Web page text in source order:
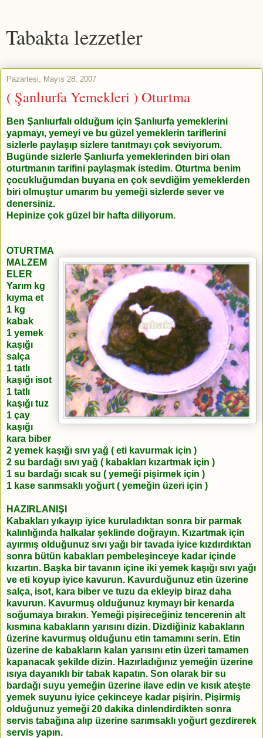
Tabakta lezzetler
Pazartesi, Mayıs 28, 2007
( Şanlıurfa Yemekleri ) Oturtma
Ben Şanlıurfalı olduğum için Şanlıurfa yemeklerini
yapmayı, yemeyi ve bu güzel yemeklerin tariflerini
sizlerle paylaşıp sizlere tanıtmayı çok seviyorum.
Bugünde sizlerle Şanlıurfa yemeklerinden biri olan
oturtmanın tarifini paylaşmak istedim. Oturtma benim
çocukluğumdan buyana en çok sevdiğim yemeklerden
biri olmuştur umarım bu yemeği sizlerde sever ve
denersiniz.
Hepinize çok güzel bir hafta diliyorum.
OTURTMA
MALZEM
ELER
Yarım kg
kıyma et
1 kg
kabak
1 yemek
kaşığı
salça
1 tatlı
kaşığı isot
1 tatlı
kaşığı tuz
1 çay
kaşığı
kara biber
2 yemek kaşığı sıvı yağ ( eti kavurmak için )
2 su bardağı sıvı yağ ( kabakları kızartmak için )
1 su bardağı sıcak su ( yemeği pişirmek için )
1 kase sarımsaklı yoğurt ( yemeğin üzeri için )
HAZIRLANIŞI
Kabakları yıkayıp iyice kuruladıktan sonra bir parmak
kalınlığında halkalar şeklinde doğrayın. Kızartmak için
ayırmış olduğunuz sıvı yağı bir tavada iyice kızdırdıktan
sonra bütün kabakları pembeleşinceye kadar içinde
kızartın. Başka bir tavanın içine iki yemek kaşığı sıvı yağı
ve eti koyup iyice kavurun. Kavurduğunuz etin üzerine
salça, isot, kara biber ve tuzu da ekleyip biraz daha
kavurun. Kavurmuş olduğunuz kıymayı bir kenarda
soğumaya bırakın. Yemeği pişireceğiniz tencerenin alt
kısmına kabakların yarısını dizin. Dizdiğiniz kabakların
üzerine kavurmuş olduğunu etin tamamını serin. Etin
üzerine de kabakların kalan yarısını etin üzeri tamamen
kapanacak şekilde dizin. Hazırladığınız yemeğin üzerine
ısıya dayanıklı bir tabak kapatın. Son olarak bir su
bardağı suyu yemeğin üzerine ilave edin ve kısık ateşte
yemek suyunu iyice çekinceye kadar pişirin. Pişirmiş
olduğunuz yemeği 20 dakika dinlendirdikten sonra
servis tabağına alıp üzerine sarımsaklı yoğurt gezdirerek
servis yapın.